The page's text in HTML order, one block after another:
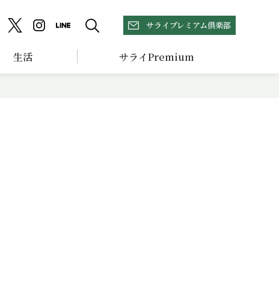
サライプレミアム倶楽部
生活 サライPremium